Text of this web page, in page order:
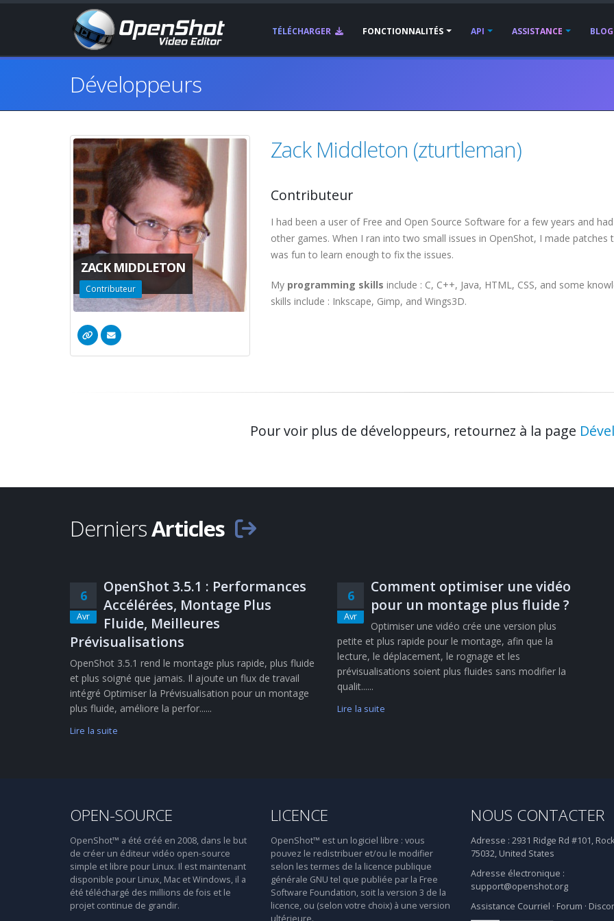
TÉLÉCHARGER FONCTIONNALITÉS API ASSISTANCE BLOG
Développeurs
ZACK MIDDLETON
Contributeur
Zack Middleton (zturtleman)
Contributeur
I had been a user of Free and Open Source Software for a few years and
other games. When I ran into two small issues in OpenShot, I made
was fun to learn enough to fix the issues.
My programming skills include : C, C++, Java, HTML, CSS, and some
skills include : Inkscape, Gimp, and Wings3D.
Pour voir plus de développeurs, retournez à la page
DerniersArticles
6
Avr
OpenShot 3.5.1 : Performances
Accélérées, Montage Plus
Fluide, Meilleures
Prévisualisations
OpenShot 3.5.1 rend le montage plus rapide, plus fluide
et plus soigné que jamais. Il ajoute un flux de travail
intégré Optimiser la Prévisualisation pour un montage
plus fluide, améliore la perfor......
Lire la suite
6
Avr
Comment optimiser une vidéo
pour un montage plus fluide ?
Optimiser une vidéo crée une version plus
petite et plus rapide pour le montage, afin que la
lecture, le déplacement, le rognage et les
prévisualisations soient plus fluides sans modifier la
qualit......
Lire la suite
OPEN-SOURCE
OpenShot™ a été créé en 2008, dans le but
de créer un éditeur vidéo open-source
simple et libre pour Linux. Il est maintenant
disponible pour Linux, Mac et Windows, il a
été téléchargé des millions de fois et le
projet continue de grandir.
LICENCE
OpenShot™ est un logiciel libre : vous
pouvez le redistribuer et/ou le modifier
selon les termes de la licence publique
générale GNU tel que publiée par la Free
Software Foundation, soit la version 3 de la
licence, ou (selon votre choix) à une version
ultérieure.
NOUS CONTACTER
Adresse : 2931 Ridge Rd #101,
75032, United States
Adresse électronique :
support@openshot.org
Assistance Courriel · Forum ·